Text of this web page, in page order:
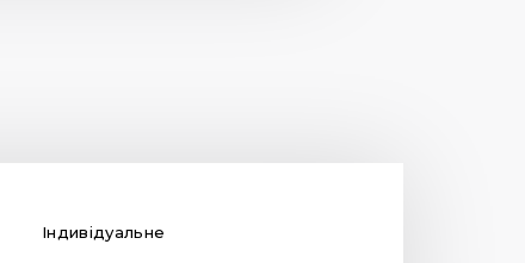
Індивідуальне